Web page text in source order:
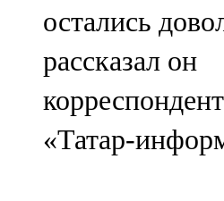
остались
рассказал он
«Татар-